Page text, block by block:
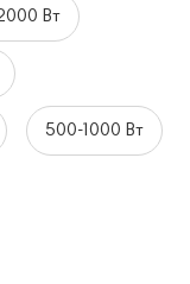
Вт
500-1000 Вт